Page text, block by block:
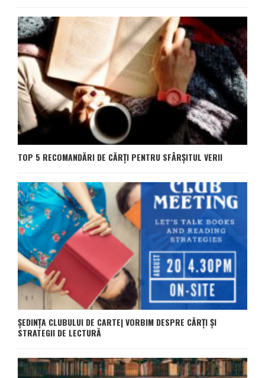
TOP 5 RECOMANDĂRI DE CĂRȚI PENTRU SFÂRȘITUL VERII
ȘEDINȚA CLUBULUI DE CARTE| VORBIM DESPRE CĂRȚI ȘI
STRATEGII DE LECTURĂ